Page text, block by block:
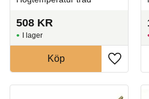
508 KR
Lägg till
I lager
Köp